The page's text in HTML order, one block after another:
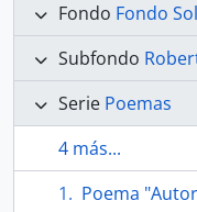
Fondo Fondo
Subfondo
Serie Poemas
4 más...
Poema "Autorretrato a